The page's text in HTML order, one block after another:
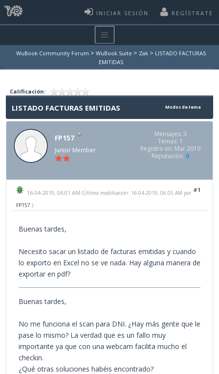
INICIAR SESIÓN REGÍSTRATE
WuBook Community Forum > WuBook Suite > Zak > LISTADO FACTURAS
EMITIDAS
Calificación:
Modos de tema
LISTADO FACTURAS EMITIDAS
FP157
Junior Member
Mensajes: 3
Temas: 1
Registro en: Mar 2019
Reputación: 0
#1
16-04-2019, 06:01 AM (Última modificación: 16-04-2019, 06:05 AM por
FP157 .)
Buenas tardes,
Necesito sacar un listado de facturas emitidas y cuando
lo exporto en Excel no se ve nada. Hay alguna manera de
exportar en pdf?
Buenas tardes,
No me funciona el scan para DNI. ¿Hay más gente que le
pase lo mismo? La verdad que es un fallo muy
importante ya que con una webcam facilita mucho el
checkin.
¿Qué otras soluciones habéis encontrado?